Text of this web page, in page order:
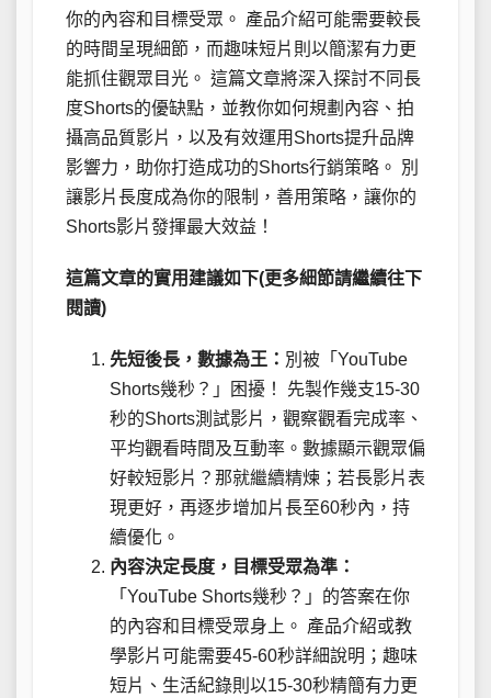
你的內容和目標受眾。 產品介紹可能需要較長
的時間呈現細節，而趣味短片則以簡潔有力更
能抓住觀眾目光。 這篇文章將深入探討不同長
度Shorts的優缺點，並教你如何規劃內容、拍
攝高品質影片，以及有效運用Shorts提升品牌
影響力，助你打造成功的Shorts行銷策略。 別
讓影片長度成為你的限制，善用策略，讓你的
Shorts影片發揮最大效益！
這篇文章的實用建議如下(更多細節請繼續往下
閱讀)
先短後長，數據為王： 別被「YouTube
Shorts幾秒？」困擾！ 先製作幾支15-30
秒的Shorts測試影片，觀察觀看完成率、
平均觀看時間及互動率。數據顯示觀眾偏
好較短影片？那就繼續精煉；若長影片表
現更好，再逐步增加片長至60秒內，持
續優化。
內容決定長度，目標受眾為準：
「YouTube Shorts幾秒？」的答案在你
的內容和目標受眾身上。 產品介紹或教
學影片可能需要45-60秒詳細說明；趣味
短片、生活紀錄則以15-30秒精簡有力更